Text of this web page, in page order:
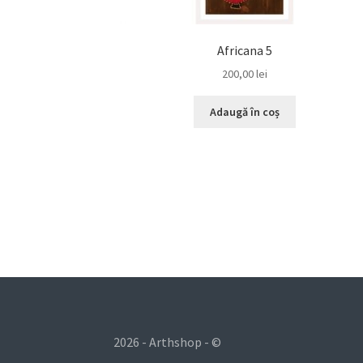
Africana 5
200,00lei
Adaugă în coș
2026 - Arthshop - ©